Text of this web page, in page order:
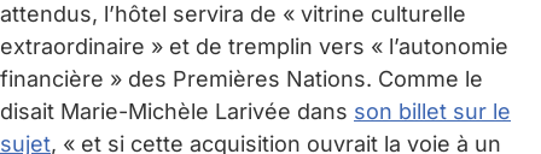
attendus, l’hôtel servira de « vitrine culturelle
extraordinaire » et de tremplin vers « l’autonomie
financière » des Premières Nations. Comme le
disait Marie-Michèle Larivée dans son billet sur le
sujet, « et si cette acquisition ouvrait la voie à un